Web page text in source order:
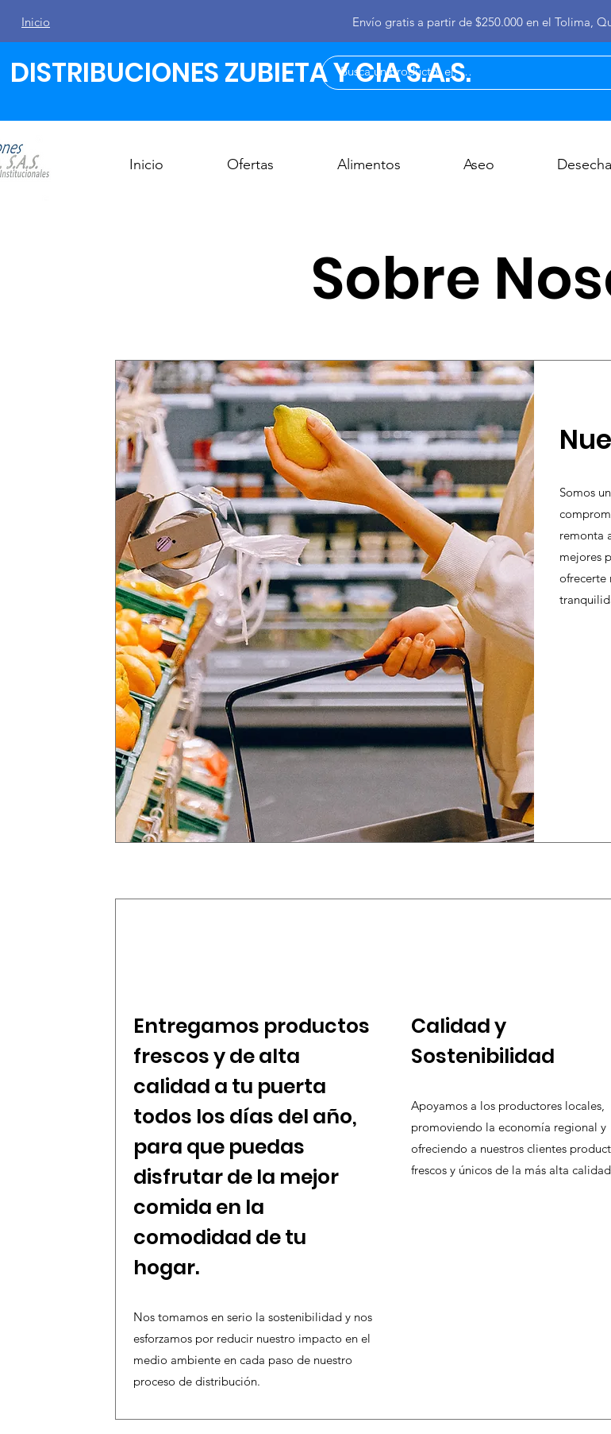
Inicio Envío gratis a partir de $250.000 en el Tolima,
DISTRIBUCIONES ZUBIETA Y CIA S.A.S.
Inicio Ofertas Alimentos Aseo
Sobre
Somos
remonta
mejores
ofrecerte
Entregamos productos
frescos y de alta
calidad a tu puerta
todos los días del año,
para que puedas
disfrutar de la mejor
comida en la
comodidad de tu
hogar.
Nos tomamos en serio la sostenibilidad y nos
esforzamos por reducir nuestro impacto en el
medio ambiente en cada paso de nuestro
proceso de distribución.
Calidad y
Sostenibilidad
Apoyamos a los productores locales,
promoviendo la economía regional y
ofreciendo a nuestros clientes
frescos y únicos de la más alta